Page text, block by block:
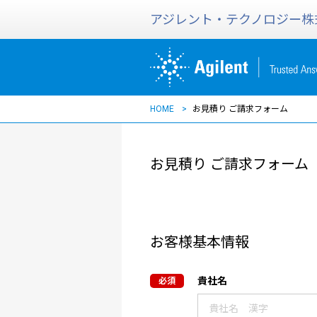
アジレント・テクノロジー
HOME お見積り ご請求フォーム
お見積り ご請求フォーム
お客様基本情報
貴社名